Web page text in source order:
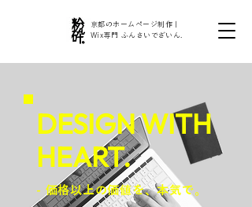
京都のホームページ制作｜
Wix専門 ふんさいでざいん.
DESIGN WITH
HEART.
- 価格以上の価値を、本気で。